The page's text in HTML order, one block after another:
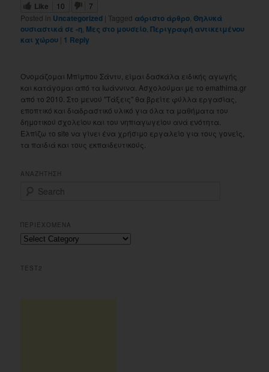
Like 10
7
Posted in Uncategorized | Tagged αόριστο άρθρο ,Θηλυκά
ουσιαστικά σε -η Μες στο μουσείο ,Περιγραφή αντικειμένου
και χώρου | 1 Reply
Ονομάζομαι Μπίμπου Σάντυ, είμαι δασκάλα ειδικής αγωγής
και κατάγομαι από τα Ιωάννινα. Ασχολούμαι με το emathima.gr
από το 2010. Στο μενού "Τάξεις" θα βρείτε φύλλα εργασίας,
εποπτικό και διαδραστικό υλικό για όλα τα μαθήματα του
δημοτικού σχολείου και του νηπιαγωγείου ανά ενότητα.
Ελπίζω το site να γίνει ένα χρήσιμο εργαλείο για τους γονείς,
τα παιδιά και τους εκπαιδευτικούς.
ΑΝΑΖΗΤΗΣΗ
r
c
h
ΠΕΡΙΕΧΟΜΕΝΑ
Περιεχομενα
TEST2